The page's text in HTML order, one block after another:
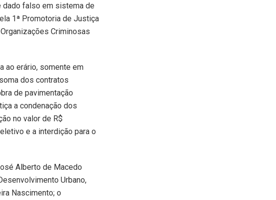
dado falso em sistema de
1ª Promotoria de Justiça
Criminosas
ao erário, somente em
dos contratos
de pavimentação
a condenação dos
no valor de R$
e a interdição para o
Alberto de Macedo
Urbano,
Nascimento; o